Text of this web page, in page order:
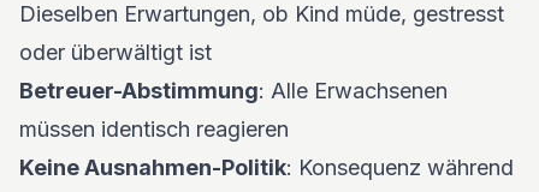
Dieselben Erwartungen, ob Kind müde, gestresst
oder überwältigt ist
Betreuer-Abstimmung: Alle Erwachsenen
müssen identisch reagieren
Keine Ausnahmen-Politik: Konsequenz während